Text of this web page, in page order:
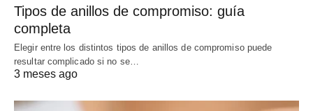
Tipos de anillos de compromiso: guía
completa
Elegir entre los distintos tipos de anillos de compromiso puede
resultar complicado si no se…
3 meses ago